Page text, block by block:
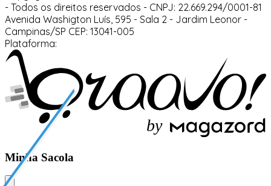
- Todos os direitos reservados - CNPJ: 22.669.294/0001-81
Avenida Washigton Luís, 595 - Sala 2 - Jardim Leonor -
Campinas/SP CEP: 13041-005
Plataforma:
by
Minha Sacola